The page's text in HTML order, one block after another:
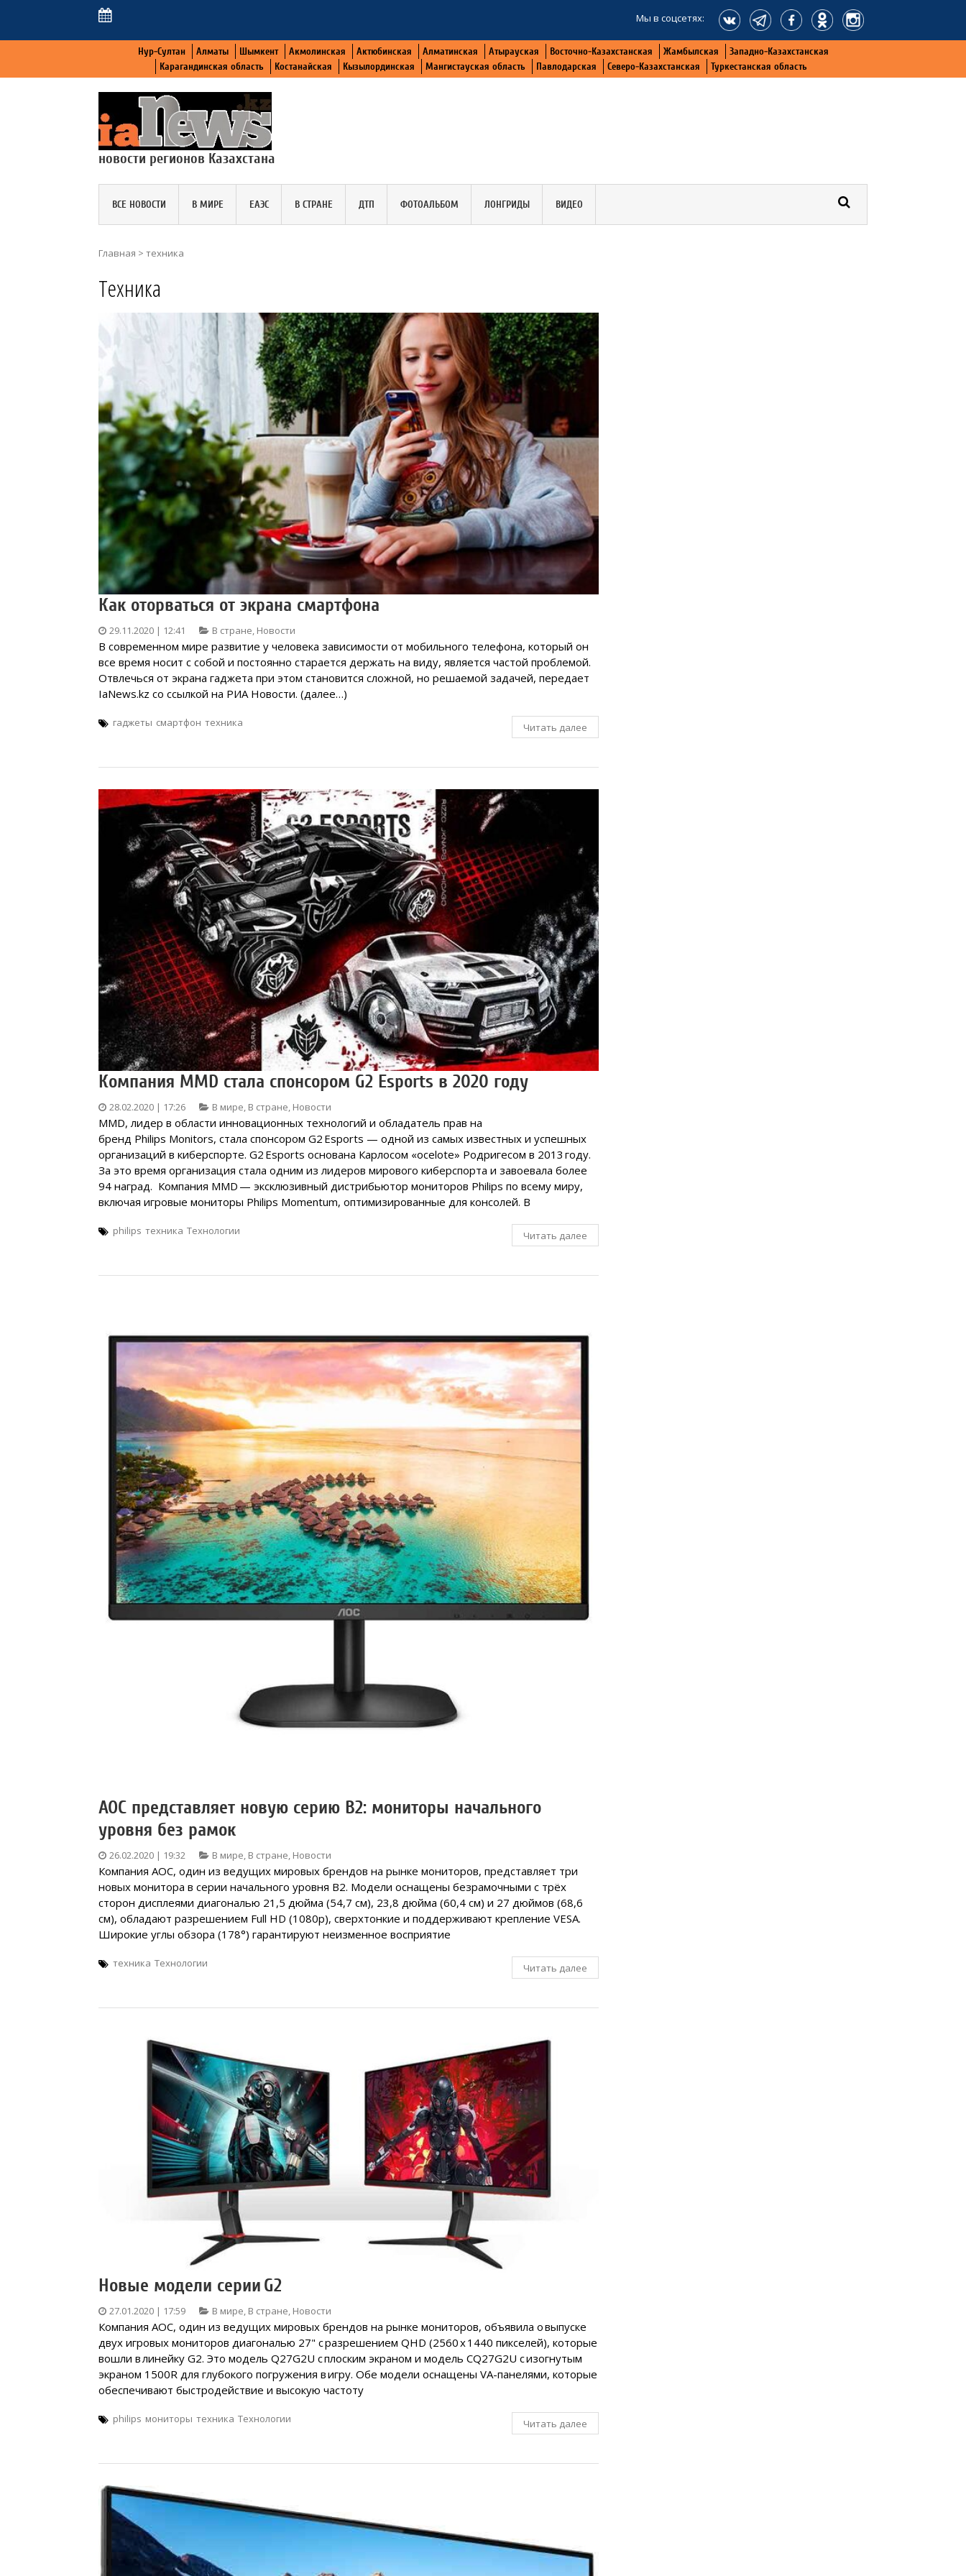
Мы в соцсетях:
Нур-Султан Алматы Шымкент Акмолинская Актюбинская Алматинская Атырауская Восточно-Казахстанская Жамбылская
Западно-Казахстанская
Карагандинская область
Костанайская Кызылординская Мангистауская область Павлодарская Северо-Казахстанская Туркестанская область
новости регионов Казахстана
ВСЕ НОВОСТИ В МИРЕ ЕАЭС В СТРАНЕ ДТП ФОТОАЛЬБОМ ЛОНГРИДЫ ВИДЕО
Главная > техника
Техника
Как оторваться от экрана смартфона
29.11.2020 | 12:41 В стране, Новости
В современном мире развитие у человека зависимости от мобильного телефона, который он
все время носит с собой и постоянно старается держать на виду, является частой проблемой.
Отвлечься от экрана гаджета при этом становится сложной, но решаемой задачей, передает
IaNews.kz со ссылкой на РИА Новости. (далее…)
гаджеты смартфон техника Читать далее
Компания MMD стала спонсором G2 Esports в 2020 году
28.02.2020 | 17:26 В мире В стране Новости
MMD, лидер в области инновационных технологий и обладатель прав на
бренд Philips Monitors, стала спонсором G2 Esports — одной из самых известных и успешных
организаций в киберспорте. G2 Esports основана Карлосом «ocelote» Родригесом в 2013 году.
За это время организация стала одним из лидеров мирового киберспорта и завоевала более
94 наград. Компания MMD — эксклюзивный дистрибьютор мониторов Philips по всему миру,
включая игровые мониторы Philips Momentum, оптимизированные для консолей. В
philips техника Технологии Читать далее
AOC представляет новую серию B2: мониторы начального
уровня без рамок
26.02.2020 | 19:32 В мире, В стране, Новости
Компания AOC, один из ведущих мировых брендов на рынке мониторов, представляет три
новых монитора в серии начального уровня B2. Модели оснащены безрамочными с трёх
сторон дисплеями диагональю 21,5 дюйма (54,7 см), 23,8 дюйма (60,4 см) и 27 дюймов (68,6
см), обладают разрешением Full HD (1080p), сверхтонкие и поддерживают крепление VESA.
Широкие углы обзора (178°) гарантируют неизменное восприятие
техника Технологии Читать далее
Новые модели серии G2
27.01.2020 | 17:59 В мире, В стране, Новости
Компания AOC, один из ведущих мировых брендов на рынке мониторов, объявила о выпуске
двух игровых мониторов диагональю 27" с разрешением QHD (2560 x 1440 пикселей), которые
вошли в линейку G2. Это модель Q27G2U с плоским экраном и модель CQ27G2U с изогнутым
экраном 1500R для глубокого погружения в игру. Обе модели оснащены VA-панелями, которые
обеспечивают быстродействие и высокую частоту
philips мониторы техника Технологии Читать далее